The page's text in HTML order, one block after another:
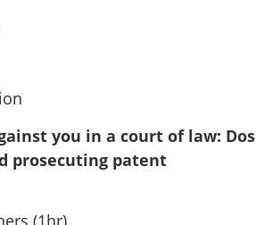
you in a court of law: Dos
prosecuting patent
(1hr),